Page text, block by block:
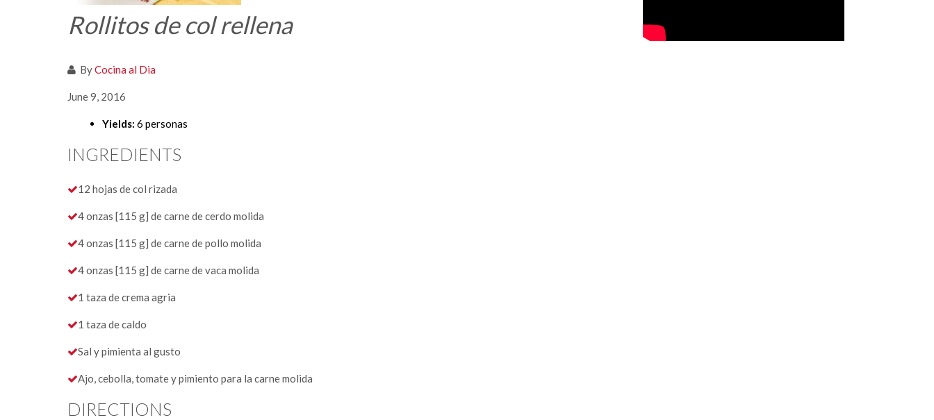
Rollitos de col rellena
ByCocina al Dia
June 9, 2016
Yields: 6 personas
INGREDIENTS
12 hojas de col rizada
4 onzas [115 g] de carne de cerdo molida
4 onzas [115 g] de carne de pollo molida
4 onzas [115 g] de carne de vaca molida
1 taza de crema agria
1 taza de caldo
Sal y pimienta al gusto
Ajo, cebolla, tomate y pimiento para la carne molida
DIRECTIONS